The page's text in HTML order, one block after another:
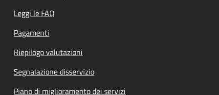
Leggi le FAQ
Pagamenti
Riepilogo valutazioni
Segnalazione disservizio
Piano di miglioramento dei servizi